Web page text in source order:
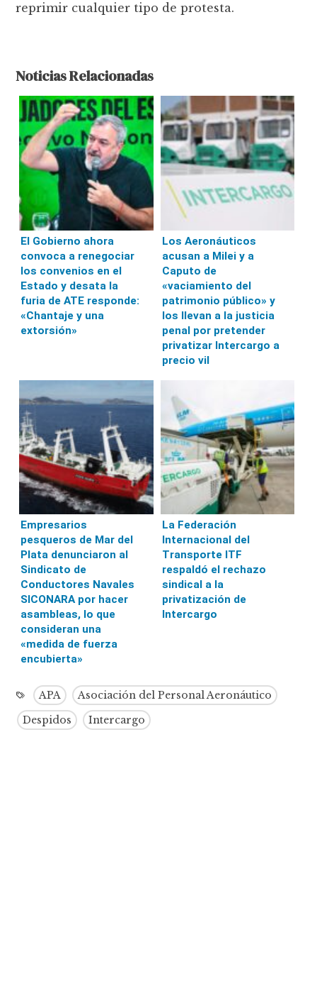
reprimir cualquier tipo de protesta.
Noticias Relacionadas
El Gobierno ahora
convoca a renegociar
los convenios en el
Estado y desata la
furia de ATE responde:
«Chantaje y una
extorsión»
Los Aeronáuticos
acusan a Milei y a
Caputo de
«vaciamiento del
patrimonio público» y
los llevan a la justicia
penal por pretender
privatizar Intercargo a
precio vil
Empresarios
pesqueros de Mar del
Plata denunciaron al
Sindicato de
Conductores Navales
SICONARA por hacer
asambleas, lo que
consideran una
«medida de fuerza
encubierta»
La Federación
Internacional del
Transporte ITF
respaldó el rechazo
sindical a la
privatización de
Intercargo
APA
Asociación del Personal Aeronáutico
Despidos
Intercargo